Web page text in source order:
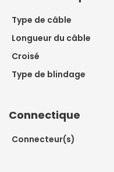
Type de câble
Longueur du câble
Croisé
Type de blindage
Connectique
Connecteur(s)